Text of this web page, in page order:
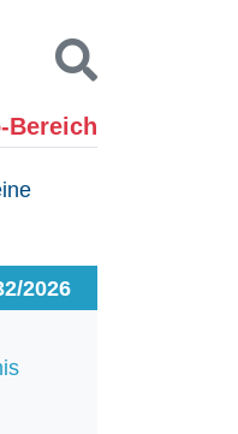
Bereich
2026